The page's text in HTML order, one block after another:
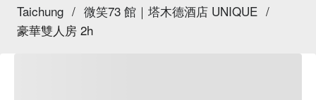
Taichung / 微笑73 館｜塔木德酒店 UNIQUE /
豪華雙人房 2h